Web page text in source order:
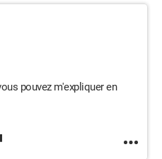
pouvez m'expliquer en